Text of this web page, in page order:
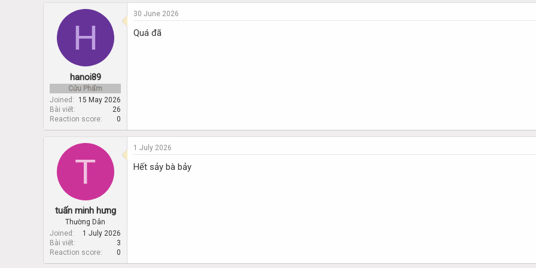
H
hanoi89
Cửu Phẩm
Joined
15 May 2026
Bài viết
26
Reaction score
0
30 June 2026
Quá đã
T
tuấn minh hưng
Thường Dân
Joined
1 July 2026
Bài viết
3
Reaction score
0
1 July 2026
Hết sảy bà bảy